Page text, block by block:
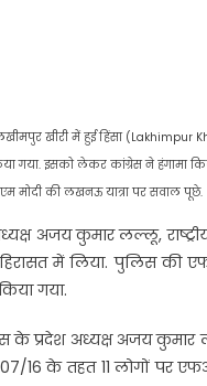
खीरी में हुई हिंसा (Lakhimpur
गया. इसको लेकर कांग्रेस ने हंगामा
मोदी की लखनऊ यात्रा पर सवाल पूछे.
अजय कुमार लल्लू,
हिरासत में लिया. पुलिस
गया.
के प्रदेश अध्यक्ष अजय
107/16 के तहत 11 लोगों पर